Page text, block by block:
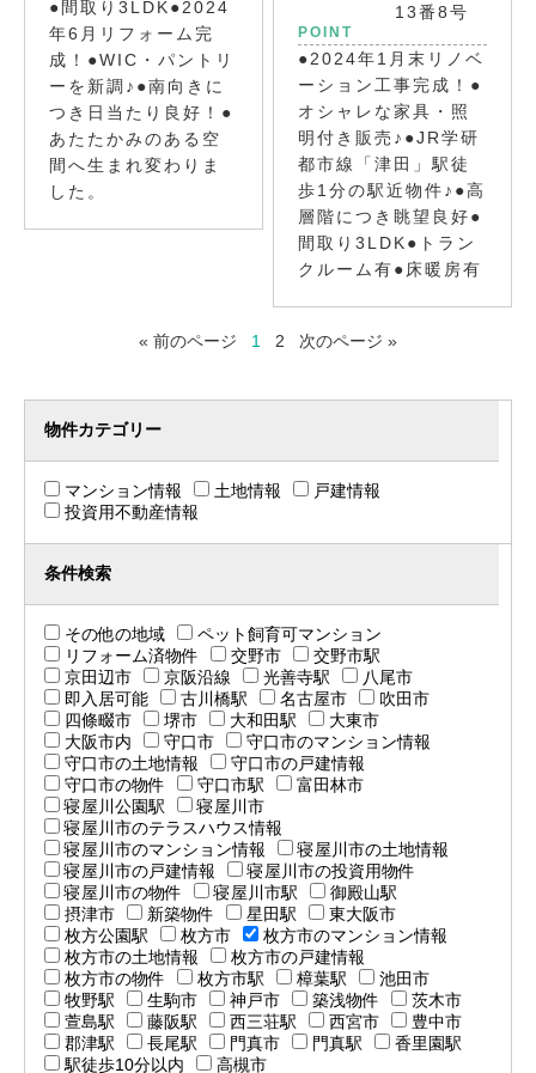
●間取り3LDK●2024
年6月リフォーム完
成！●WIC・パントリ
ーを新調♪●南向きに
つき日当たり良好！●
あたたかみのある空
間へ生まれ変わりま
した。
13番8号
POINT
●2024年1月末リノベ
ーション工事完成！●
オシャレな家具・照
明付き販売♪●JR学研
都市線「津田」駅徒
歩1分の駅近物件♪●高
層階につき眺望良好●
間取り3LDK●トラン
クルーム有●床暖房有
« 前のページ 1 2 次のページ »
物件カテゴリー
マンション情報 土地情報
戸建情報
投資用不動産情報
条件検索
その他の地域
ペット飼育可マンション
リフォーム済物件
交野市
交野市駅
京田辺市
京阪沿線 光善寺駅
八尾市
即入居可能
古川橋駅 名古屋市
吹田市
四條畷市
堺市 大和田駅
大東市
大阪市内
守口市
守口市のマンション情報
守口市の土地情報
守口市の戸建情報
守口市の物件
守口市駅
富田林市
寝屋川公園駅
寝屋川市
寝屋川市のテラスハウス情報
寝屋川市のマンション情報
寝屋川市の土地情報
寝屋川市の戸建情報
寝屋川市の投資用物件
寝屋川市の物件
寝屋川市駅
御殿山駅
摂津市
新築物件 星田駅
東大阪市
枚方公園駅
枚方市
枚方市のマンション情報
枚方市の土地情報
枚方市の戸建情報
枚方市の物件
枚方市駅 樟葉駅
池田市
牧野駅
生駒市 神戸市 築浅物件
茨木市
萱島駅
藤阪駅 西三荘駅 西宮市
豊中市
郡津駅
長尾駅 門真市 門真駅
香里園駅
駅徒歩10分以内
高槻市